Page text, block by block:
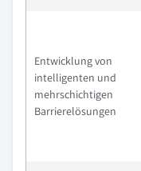
Entwicklung von
intelligenten und
mehrschichtigen
Barrierelösungen